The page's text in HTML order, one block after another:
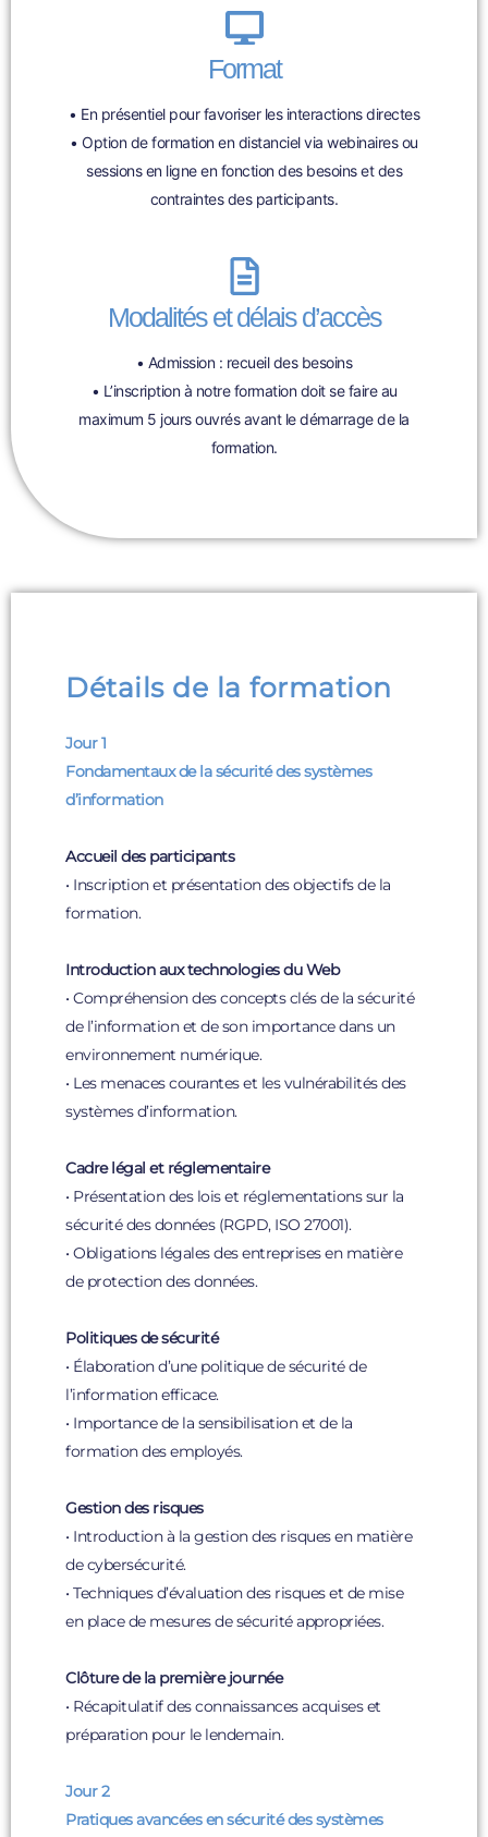
Format
• En présentiel pour favoriser les interactions directes
• Option de formation en distanciel via webinaires ou
sessions en ligne en fonction des besoins et des
contraintes des participants.
Modalités et délais d’accès
• Admission : recueil des besoins
• L’inscription à notre formation doit se faire au
maximum 5 jours ouvrés avant le démarrage de la
formation.
Détails de la formation
Jour 1
Fondamentaux de la sécurité des systèmes
d’information
Accueil des participants
• Inscription et présentation des objectifs de la
formation.
Introduction aux technologies du Web
• Compréhension des concepts clés de la sécurité
de l’information et de son importance dans un
environnement numérique.
• Les menaces courantes et les vulnérabilités des
systèmes d’information.
Cadre légal et réglementaire
• Présentation des lois et réglementations sur la
sécurité des données (RGPD, ISO 27001).
• Obligations légales des entreprises en matière
de protection des données.
Politiques de sécurité
• Élaboration d’une politique de sécurité de
l’information efficace.
• Importance de la sensibilisation et de la
formation des employés.
Gestion des risques
• Introduction à la gestion des risques en matière
de cybersécurité.
• Techniques d’évaluation des risques et de mise
en place de mesures de sécurité appropriées.
Clôture de la première journée
• Récapitulatif des connaissances acquises et
préparation pour le lendemain.
Jour 2
Pratiques avancées en sécurité des systèmes